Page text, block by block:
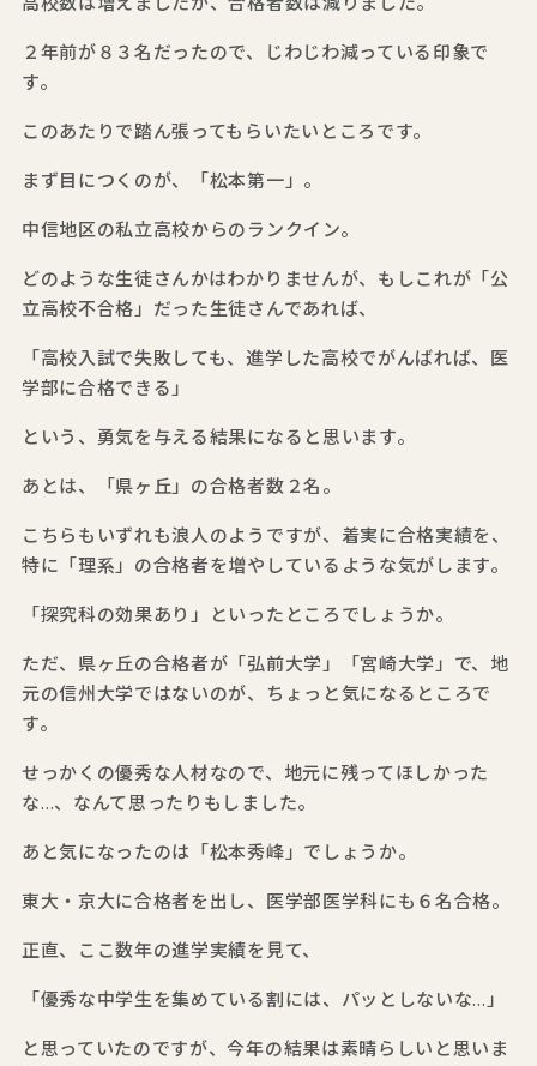
２年前が８３名だったので、じわじわ減っている印象で
す。
このあたりで踏ん張ってもらいたいところです。
まず目につくのが、「松本第一」。
中信地区の私立高校からのランクイン。
どのような生徒さんかはわかりませんが、もしこれが「公
立高校不合格」だった生徒さんであれば、
「高校入試で失敗しても、進学した高校でがんばれば、医
学部に合格できる」
という、勇気を与える結果になると思います。
あとは、「県ヶ丘」の合格者数２名。
こちらもいずれも浪人のようですが、着実に合格実績を、
特に「理系」の合格者を増やしているような気がします。
「探究科の効果あり」といったところでしょうか。
ただ、県ヶ丘の合格者が「弘前大学」「宮崎大学」で、地
元の信州大学ではないのが、ちょっと気になるところで
す。
せっかくの優秀な人材なので、地元に残ってほしかった
な…、なんて思ったりもしました。
あと気になったのは「松本秀峰」でしょうか。
東大・京大に合格者を出し、医学部医学科にも６名合格。
正直、ここ数年の進学実績を見て、
「優秀な中学生を集めている割には、パッとしないな…」
と思っていたのですが、今年の結果は素晴らしいと思いま